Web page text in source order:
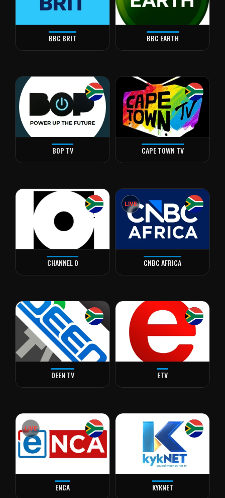
BBC BRIT BBC EARTH
BOP TV CAPE TOWN TV
CHANNEL O
LIVE
CNBC AFRICA
DEEN TV ETV
LIVE
ENCA KYKNET